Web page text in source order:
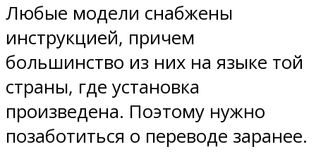
Любые модели снабжены
инструкцией, причем
большинство из них на языке той
страны, где установка
произведена. Поэтому нужно
позаботиться о переводе заранее.